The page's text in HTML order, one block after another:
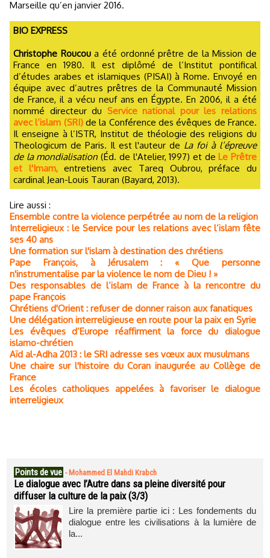
Marseille qu’en janvier 2016.
BIO EXPRESS
Christophe Roucoua été ordonné prêtre de la Mission de
France en 1980. Il est diplômé de l’Institut pontifical
d’études arabes et islamiques (PISAI) à Rome. Envoyé en
équipe avec d’autres prêtres de la Communauté Mission
de France, il a vécu neuf ans en Égypte. En 2006, il a été
nommé directeur du Service national pour les relations
avec l’islam (SRI)de la Conférence des évêques de France.
Il enseigne à l’ISTR, Institut de théologie des religions du
Theologicum de Paris. Il est l'auteur de La foi à l’épreuve
de la mondialisation(Éd. de l'Atelier, 1997) et deLe Prêtre
et l'Imam,entretiens avec Tareq Oubrou, préface du
cardinal Jean-Louis Tauran (Bayard, 2013).
Lire aussi :
Ensemble contre la violence perpétrée au nom de la religion
Interreligieux : le Service pour les relations avec l’islam fête
ses 40 ans
Une formation sur l'islam à destination des chrétiens
Pape François, à Jérusalem : « Que personne
n'instrumentalise par la violence le nom de Dieu ! »
Des responsables de l’islam de France à la rencontre du
pape François
Chrétiens d'Orient : refuser de donner raison aux fanatiques
Une délégation interreligieuse en route pour la paix en Syrie
Les évêques d’Europe réaffirment la force du dialogue
islamo-chrétien
Aïd al-Adha 2013 : le SRI adresse ses vœux aux musulmans
Une chaire sur l'histoire du Coran inaugurée au Collège de
France
Les écoles catholiques appelées à favoriser le dialogue
interreligieux
Points de vue - Mohammed El Mahdi Krabch
Le dialogue avec l’Autre dans sa pleine diversité pour
diffuser la culture de la paix (3/3)
Lire la première partie ici : Les fondements du
dialogue entre les civilisations à la lumière de
la...